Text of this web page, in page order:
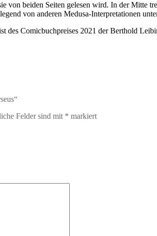
von beiden Seiten gelesen wird. In der Mitte
von anderen Medusa-Interpretationen
des Comicbuchpreises 2021 der Berthold
Felder sind mit * markiert